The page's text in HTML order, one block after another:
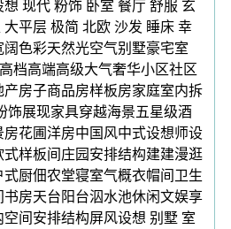
现代 粉饰 卧室 餐厅 舒服 玄
平层 极简 北欧 沙发 睡床 幸
色彩天然光空气别墅豪宅室
档高端高级大气奢华小区社区
房子商品房样板房家庭室内拆
饰展现家具穿越海景五星级酒
花圃洋房中国风中式设想师设
样板间庄园安排结构建建漫逛
厨佃农堂寝室气概衣帽间卫生
房天台阳台泅水池休闲文娱享
间安排结构屏风设想 别墅 室